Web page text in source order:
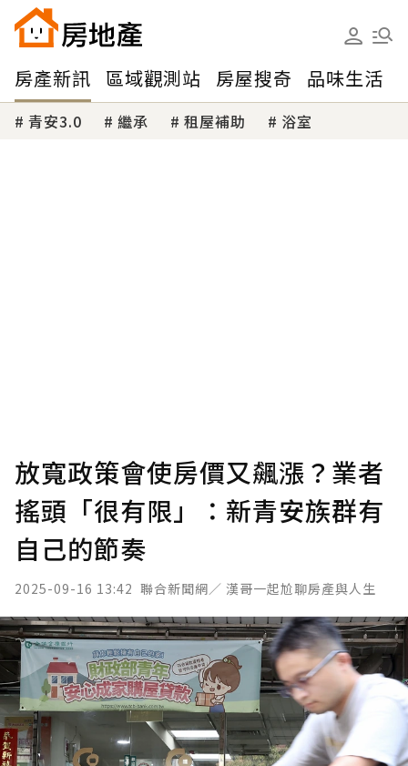
房產新訊 區域觀測站 房屋搜奇 品味生活
青安3.0 繼承 租屋補助 浴室
放寬政策會使房價又飆漲？業者
搖頭「很有限」：新青安族群有
自己的節奏
2025-09-16 13:42 聯合新聞網／ 漢哥一起尬聊房產與人生